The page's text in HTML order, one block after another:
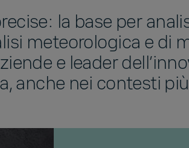
la base per
meteorologica e di
e leader
anche nei contesti